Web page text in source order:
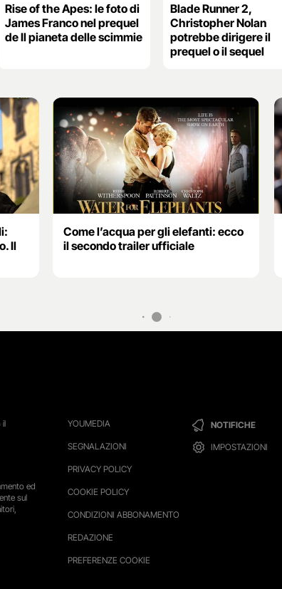
Rise of the Apes: le foto di
James Franco nel prequel
de Il pianeta delle scimmie
Blade Runner 2,
Christopher Nolan
potrebbe dirigere il
prequel o il sequel
Il
Come l’acqua per gli elefanti: ecco
il secondo trailer ufficiale
YOUMEDIA
SEGNALAZIONI
PRIVACY POLICY
COOKIE POLICY
CONDIZIONI ABBONAMENTO
REDAZIONE
PREFERENZE COOKIE
NOTIFICHE
IMPOSTAZIONI
il
ed
sul